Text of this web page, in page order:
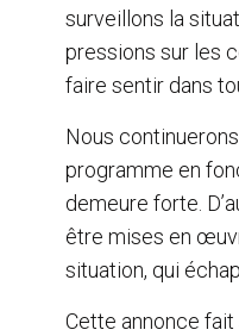
surveillons la
pressions sur les
faire sentir dans
Nous
programme en
demeure forte.
être mises en
situation, qui
Cette annonce